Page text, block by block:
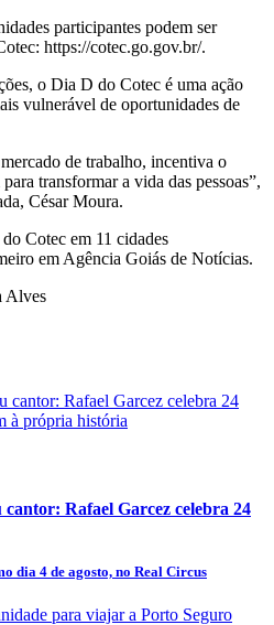
participantes podem ser
https://cotec.go.gov.br/.
o Dia D do Cotec é uma ação
vulnerável de oportunidades de
de trabalho, incentiva o
transformar a vida das pessoas”,
César Moura.
Cotec em 11 cidades
em Agência Goiás de Notícias.
Alves
Rafael Garcez celebra 24
dia 4 de agosto, no Real Circus